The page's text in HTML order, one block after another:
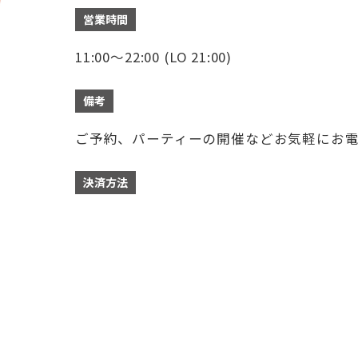
営業時間
11:00～22:00 (LO 21:00)
備考
ご予約、パーティーの開催などお気軽にお
決済方法